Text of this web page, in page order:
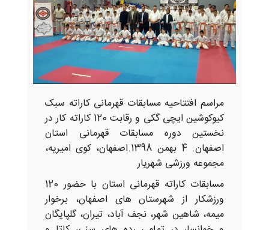
مراسم افتتاحیه مسابقات قهرمانی کاراته سبک
کیوکوشین ایچی گکی و رقابت 120 کاراته کار در
نخستین دوره مسابقات قهرمانی استان
اصفهان. 4 بهمن 1398.اصفهان، کوی امیریه،
مجموعه ورزشی شهریار
مسابقات کاراته قهرمانی استان با حضور 120
ورزشکار از شهرستان های اصفهان، برخوار
میمه، شاهین شهر، نجف آباد، تیران، گلپایگان